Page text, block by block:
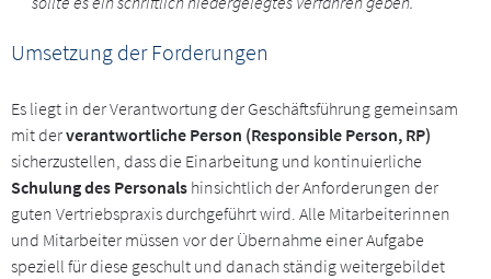
Umsetzung der Forderungen
Es liegt in der Verantwortung der Geschäftsführung gemeinsam
mit derverantwortliche Person (Responsible Person, RP)
sicherzustellen, dass die Einarbeitung und kontinuierliche
Schulung des Personals hinsichtlich der Anforderungen der
guten Vertriebspraxis durchgeführt wird. Alle Mitarbeiterinnen
und Mitarbeiter müssen vor der Übernahme einer Aufgabe
speziell für diese geschult und danach ständig weitergebildet